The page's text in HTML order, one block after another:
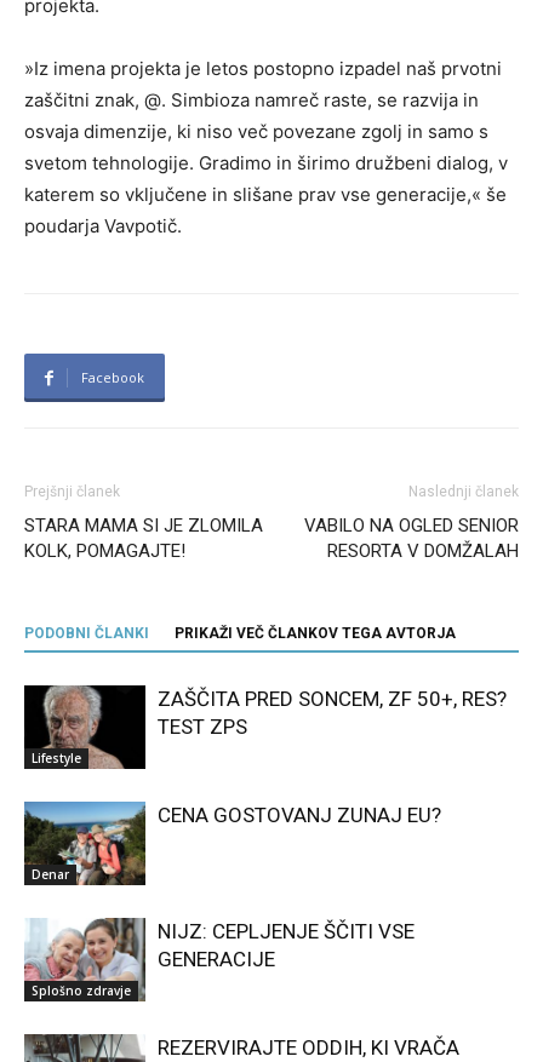
projekta.
»Iz imena projekta je letos postopno izpadel naš prvotni
zaščitni znak, @. Simbioza namreč raste, se razvija in
osvaja dimenzije, ki niso več povezane zgolj in samo s
svetom tehnologije. Gradimo in širimo družbeni dialog, v
katerem so vključene in slišane prav vse generacije,« še
poudarja Vavpotič.
Facebook
Prejšnji članek
STARA MAMA SI JE ZLOMILA
KOLK, POMAGAJTE!
Naslednji članek
VABILO NA OGLED SENIOR
RESORTA V DOMŽALAH
PODOBNI ČLANKI PRIKAŽI VEČ ČLANKOV TEGA AVTORJA
Lifestyle
ZAŠČITA PRED SONCEM, ZF 50+, RES?
TEST ZPS
Denar
CENA GOSTOVANJ ZUNAJ EU?
Splošno zdravje
NIJZ: CEPLJENJE ŠČITI VSE
GENERACIJE
REZERVIRAJTE ODDIH, KI VRAČA